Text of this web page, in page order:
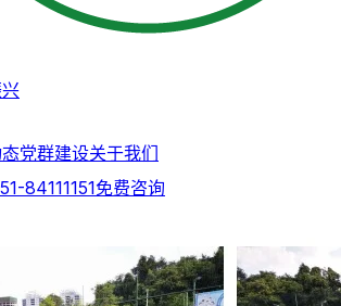
党群建设关于我们
84111151免费咨询